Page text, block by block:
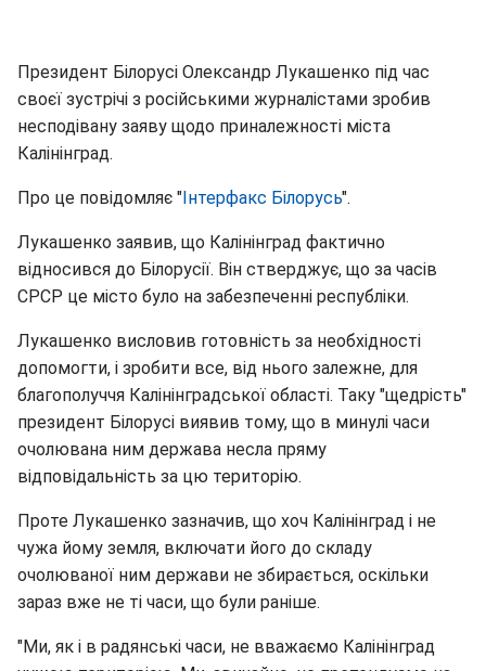
Президент Білорусі Олександр Лукашенко під час
своєї зустрічі з російськими журналістами зробив
несподівану заяву щодо приналежності міста
Калінінград.
Про це повідомляє "Інтерфакс Білорусь".
Лукашенко заявив, що Калінінград фактично
відносився до Білорусії. Він стверджує, що за часів
СРСР це місто було на забезпеченні республіки.
Лукашенко висловив готовність за необхідності
допомогти, і зробити все, від нього залежне, для
благополуччя Калінінградської області. Таку "щедрість"
президент Білорусі виявив тому, що в минулі часи
очолювана ним держава несла пряму
відповідальність за цю територію.
Проте Лукашенко зазначив, що хоч Калінінград і не
чужа йому земля, включати його до складу
очолюваної ним держави не збирається, оскільки
зараз вже не ті часи, що були раніше.
"Ми, як і в радянські часи, не вважаємо Калінінград